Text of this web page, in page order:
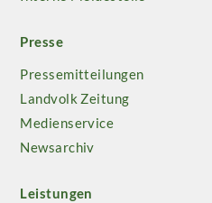
Presse
Pressemitteilungen
Landvolk Zeitung
Medienservice
Newsarchiv
Leistungen